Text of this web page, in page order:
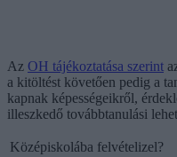
Az OH tájékoztatása szerint
a kitöltést követően pedig a
kapnak képességeikről,
illeszkedő továbbtanulási
Középiskolába felvételizel?